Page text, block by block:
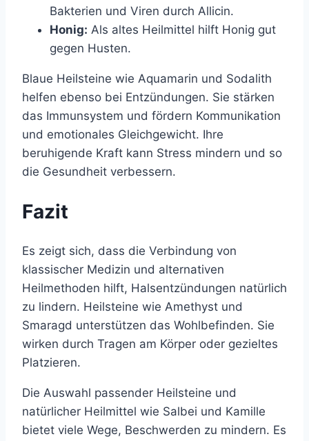
Bakterien und Viren durch Allicin.
Honig: Als altes Heilmittel hilft Honig gut
gegen Husten.
Blaue Heilsteine wie Aquamarin und Sodalith
helfen ebenso bei Entzündungen. Sie stärken
das Immunsystem und fördern Kommunikation
und emotionales Gleichgewicht. Ihre
beruhigende Kraft kann Stress mindern und so
die Gesundheit verbessern.
Fazit
Es zeigt sich, dass die Verbindung von
klassischer Medizin und alternativen
Heilmethoden hilft, Halsentzündungen natürlich
zu lindern. Heilsteine wie Amethyst und
Smaragd unterstützen das Wohlbefinden. Sie
wirken durch Tragen am Körper oder gezieltes
Platzieren.
Die Auswahl passender Heilsteine und
natürlicher Heilmittel wie Salbei und Kamille
bietet viele Wege, Beschwerden zu mindern. Es